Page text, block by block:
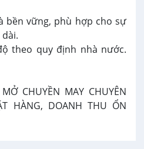
bền vững, phù hợp cho sự
theo quy định nhà nước.
CHUYỀN MAY CHUYÊN
HÀNG, DOANH THU ỔN